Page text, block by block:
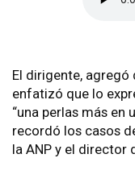
El dirigente, agregó
enfatizó que lo
“una perlas más en
recordó los casos
la ANP y el director